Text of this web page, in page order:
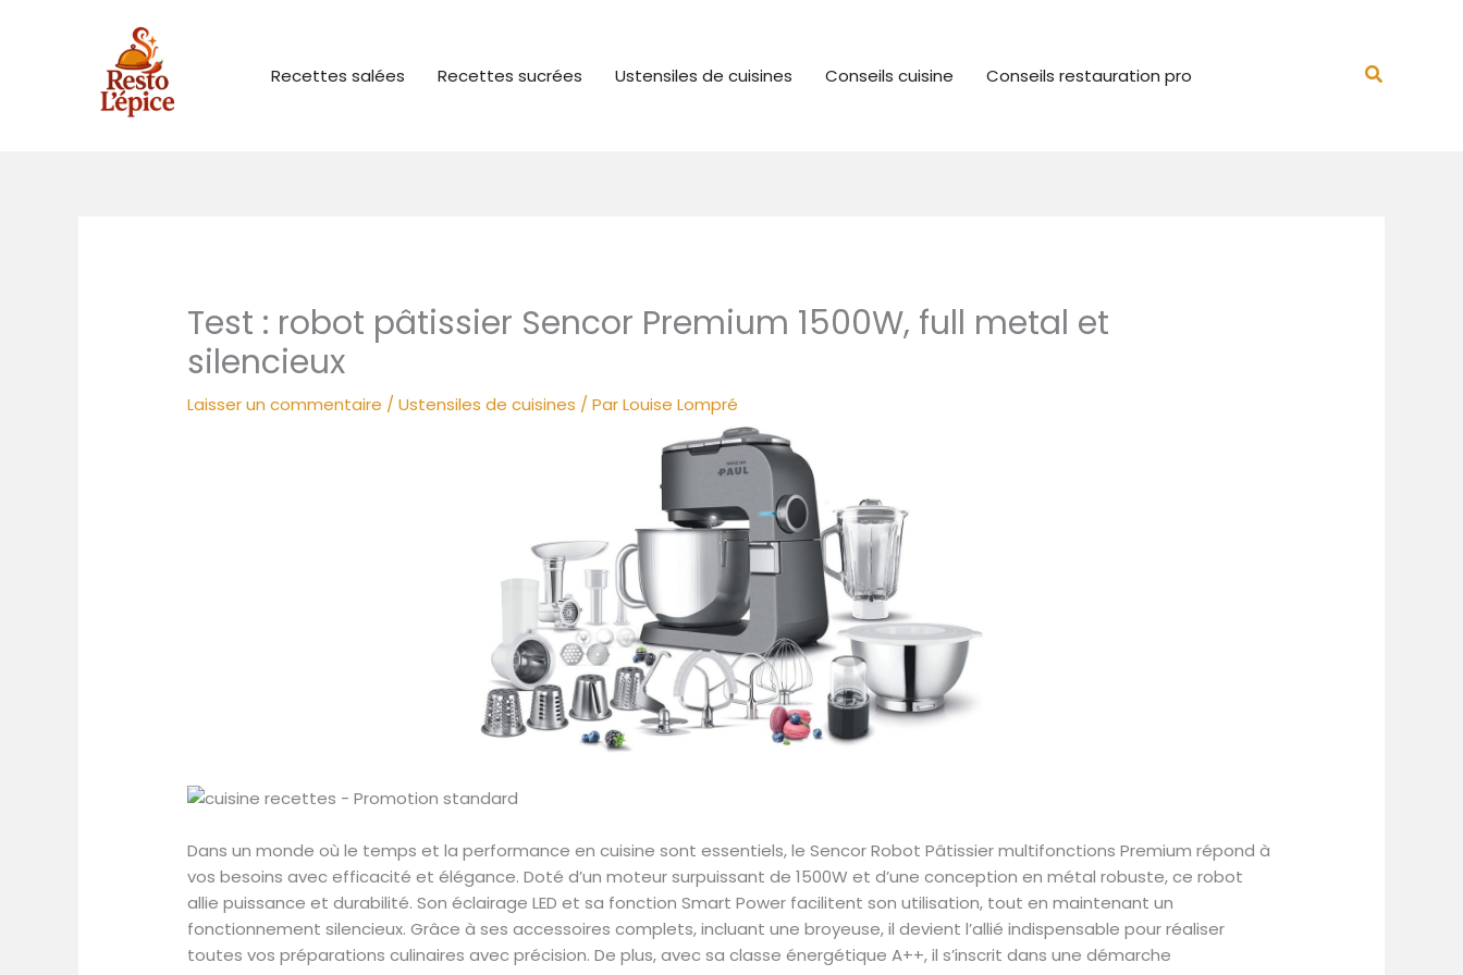
Recettes salées Recettes sucrées Ustensiles de cuisines Conseils cuisine Conseils restauration pro
Test : robot pâtissier Sencor Premium 1500W, full metal et
silencieux
Laisser un commentaire /Ustensiles de cuisines / ParLouise Lompré
Dans un monde où le temps et la performance en cuisine sont essentiels, le Sencor Robot Pâtissier multifonctions Premium répond à
vos besoins avec efficacité et élégance. Doté d’un moteur surpuissant de 1500W et d’une conception en métal robuste, ce robot
allie puissance et durabilité. Son éclairage LED et sa fonction Smart Power facilitent son utilisation, tout en maintenant un
fonctionnement silencieux. Grâce à ses accessoires complets, incluant une broyeuse, il devient l’allié indispensable pour réaliser
toutes vos préparations culinaires avec précision. De plus, avec sa classe énergétique A++, il s’inscrit dans une démarche